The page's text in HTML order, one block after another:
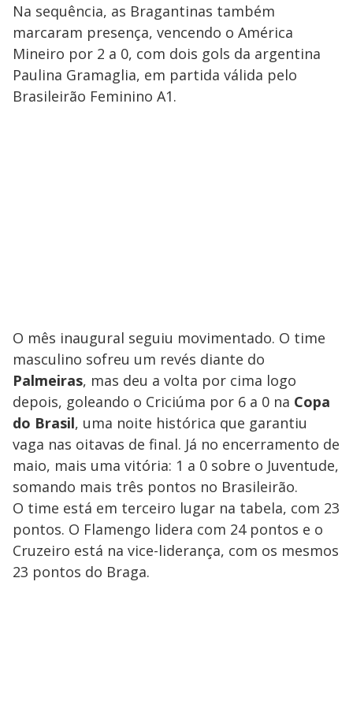
Na sequência, as Bragantinas também
marcaram presença, vencendo o América
Mineiro por 2 a 0, com dois gols da argentina
Paulina Gramaglia, em partida válida pelo
Brasileirão Feminino A1.
O mês inaugural seguiu movimentado. O time
masculino sofreu um revés diante do
Palmeiras, mas deu a volta por cima logo
depois, goleando o Criciúma por 6 a 0 na Copa
do Brasil, uma noite histórica que garantiu
vaga nas oitavas de final. Já no encerramento de
maio, mais uma vitória: 1 a 0 sobre o Juventude,
somando mais três pontos no Brasileirão.
O time está em terceiro lugar na tabela, com 23
pontos. O Flamengo lidera com 24 pontos e o
Cruzeiro está na vice-liderança, com os mesmos
23 pontos do Braga.